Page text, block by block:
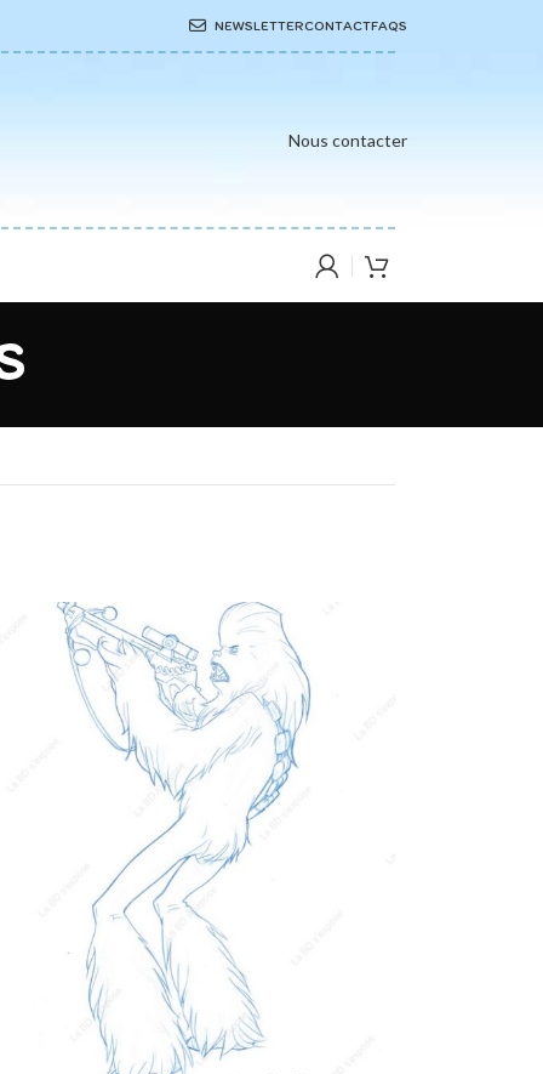
NEWSLETTERCONTACTFAQS
Nous contacter